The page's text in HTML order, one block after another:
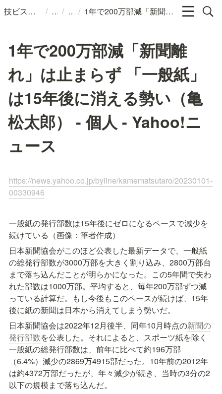
技ビスのメモ / / / 1年で200万部減「新聞離れ」は止まらず 「一般紙」は15年後に消える勢い（亀松太郎） - 個人 - Yahoo!ニュース
1年で200万部減「新聞離
れ」は止まらず 「一般紙」
は15年後に消える勢い（亀
松太郎） - 個人 - Yahoo!ニ
ュース
https://news.yahoo.co.jp/byline/kamematsutaro/20230101-
00330946
一般紙の発行部数は15年後にゼロになるペースで減少を
続けている（画像：筆者作成）
日本新聞協会がこのほど公表した最新データで、一般紙
の総発行部数が3000万部を大きく割り込み、2800万部台
まで落ち込んだことが明らかになった。この5年間で失わ
れた部数は1000万部。平均すると、毎年200万部ずつ減
っている計算だ。もし今後もこのペースが続けば、15年
後に紙の新聞は日本から消えてしまう勢いだ。
日本新聞協会は2022年12月後半、同年10月時点の新聞の
発行部数を公表した。それによると、スポーツ紙を除く
一般紙の総発行部数は、前年に比べて約196万部
（6.4%）減少の2869万4915部だった。10年前の2012年
は約4372万部だったが、年々減少が続き、当時の3分の2
以下の規模まで落ち込んだ。